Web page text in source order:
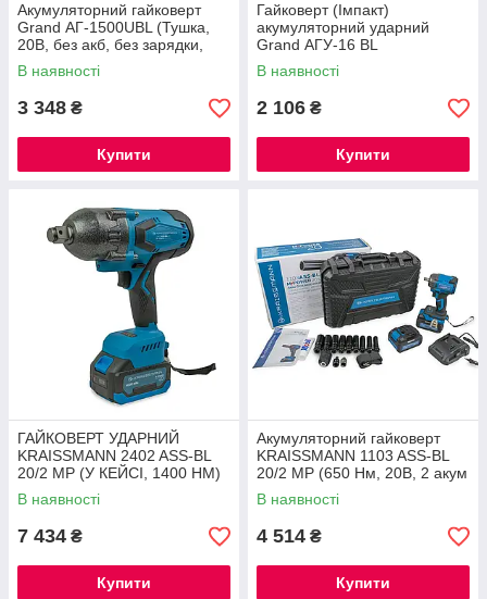
Акумуляторний гайковерт
Grand АГ-1500UBL (Тушка,
20В, без акб, без зарядки,
ЧЕХІЯ) ®
В наявності
3 348 ₴
Купити
Гайковерт (Імпакт)
акумуляторний ударний
Grand АГУ-16 BL
(безщітковий, 120 Нм) ®
В наявності
2 106 ₴
Купити
ГАЙКОВЕРТ УДАРНИЙ
KRAISSMANN 2402 ASS-BL
20/2 MP (У КЕЙСІ, 1400 НМ)
®
В наявності
7 434 ₴
Купити
Акумуляторний гайковерт
KRAISSMANN 1103 ASS-BL
20/2 MP (650 Нм, 20В, 2 акум
4А/г. КЕЙС, НІМЕЧЧИНА) ®
В наявності
4 514 ₴
Купити